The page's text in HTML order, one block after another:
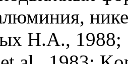
Н.А., 1988;